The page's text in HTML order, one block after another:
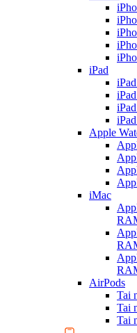
iPad
Apple
iMac
AirPods
Tai
Tai
Tai